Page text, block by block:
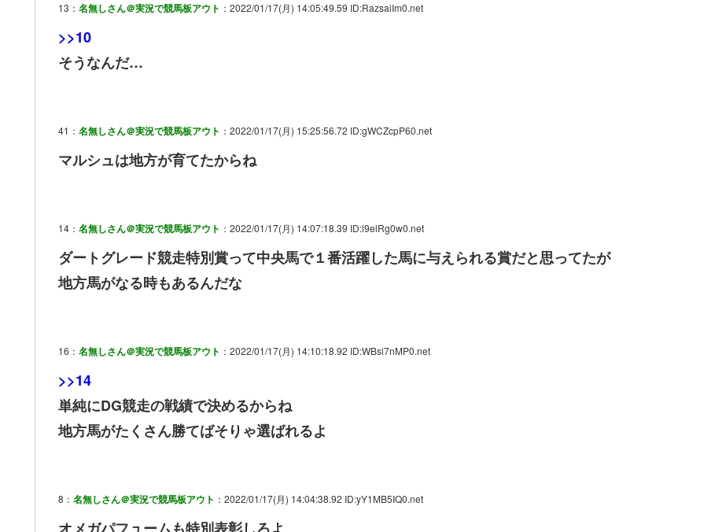
13： 名無しさん＠実況で競馬板アウト ：2022/01/17(月) 14:05:49.59 ID:RazsaiIm0.net
>>10
そうなんだ…
41： 名無しさん＠実況で競馬板アウト ：2022/01/17(月) 15:25:56.72 ID:gWCZcpP60.net
マルシュは地方が育てたからね
14： 名無しさん＠実況で競馬板アウト ：2022/01/17(月) 14:07:18.39 ID:l9elRg0w0.net
ダートグレード競走特別賞って中央馬で１番活躍した馬に与えられる賞だと思ってたが
地方馬がなる時もあるんだな
16： 名無しさん＠実況で競馬板アウト ：2022/01/17(月) 14:10:18.92 ID:WBsi7nMP0.net
>>14
単純にDG競走の戦績で決めるからね
地方馬がたくさん勝てばそりゃ選ばれるよ
8： 名無しさん＠実況で競馬板アウト ：2022/01/17(月) 14:04:38.92 ID:yY1MB5IQ0.net